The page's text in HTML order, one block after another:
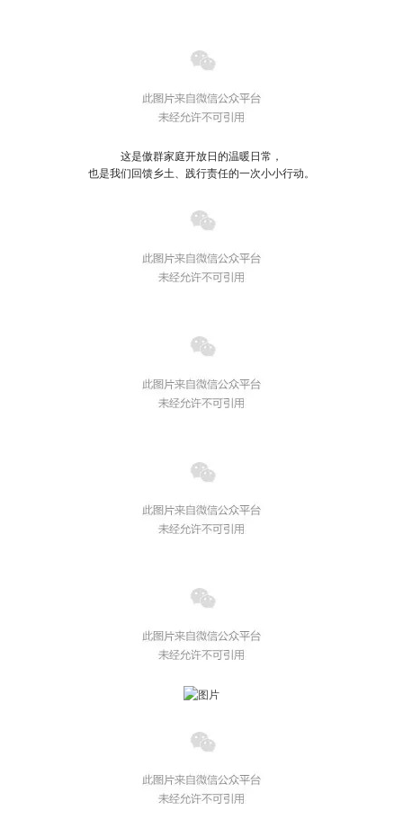
这是傲群家庭开放日的温暖日常，
也是我们回馈乡土、践行责任的一次小小行动。